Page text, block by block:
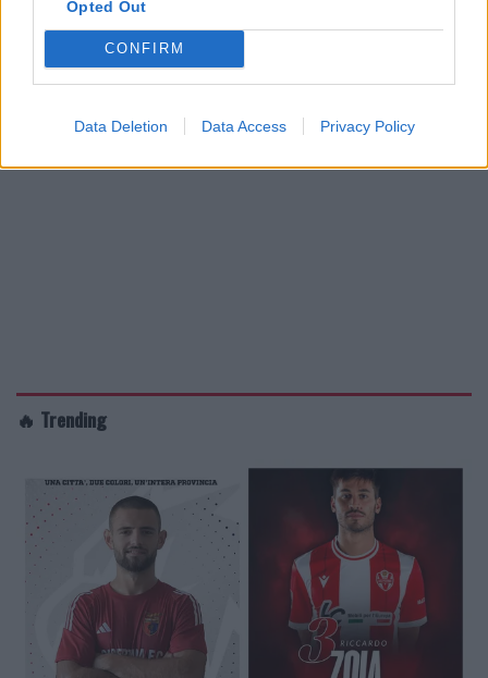
Opted Out
CONFIRM
Data Deletion Data Access Privacy Policy
🔥 Trending